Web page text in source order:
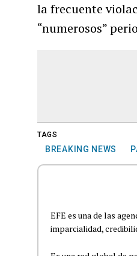
la frecuente
“numerosos”
TAGS
BREAKING NEWS
EFE es una de las
imparcialidad,